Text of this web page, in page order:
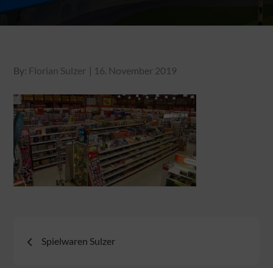
By: Florian Sulzer
Posted
16. November 2019
Beitragsnavigation
Spielwaren Sulzer